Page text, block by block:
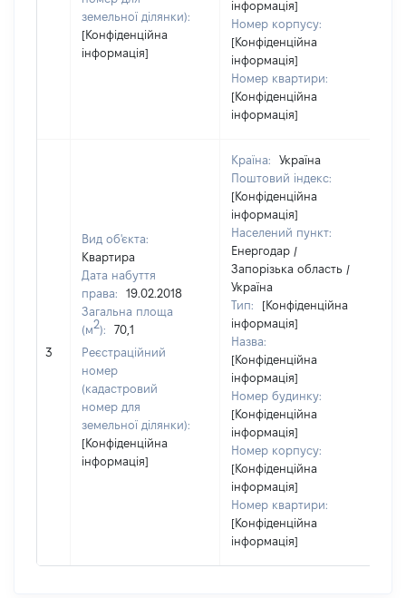
земельної ділянки):
[Конфіденційна
інформація]
інформація]
Номер корпусу:
[Конфіденційна
інформація]
Номер квартири:
[Конфіденційна
інформація]
3
Вид об'єкта:
Квартира
Дата набуття
права:
19.02.2018
Загальна площа
(м2):
70,1
Реєстраційний
номер
(кадастровий
номер для
земельної ділянки):
[Конфіденційна
інформація]
Країна:
Україна
Поштовий індекс:
[Конфіденційна
інформація]
Населений пункт:
Енергодар /
Запорізька область /
Україна
Тип:
[Конфіденційна
інформація]
Назва:
[Конфіденційна
інформація]
Номер будинку:
[Конфіденційна
інформація]
Номер корпусу:
[Конфіденційна
інформація]
Номер квартири:
[Конфіденційна
інформація]